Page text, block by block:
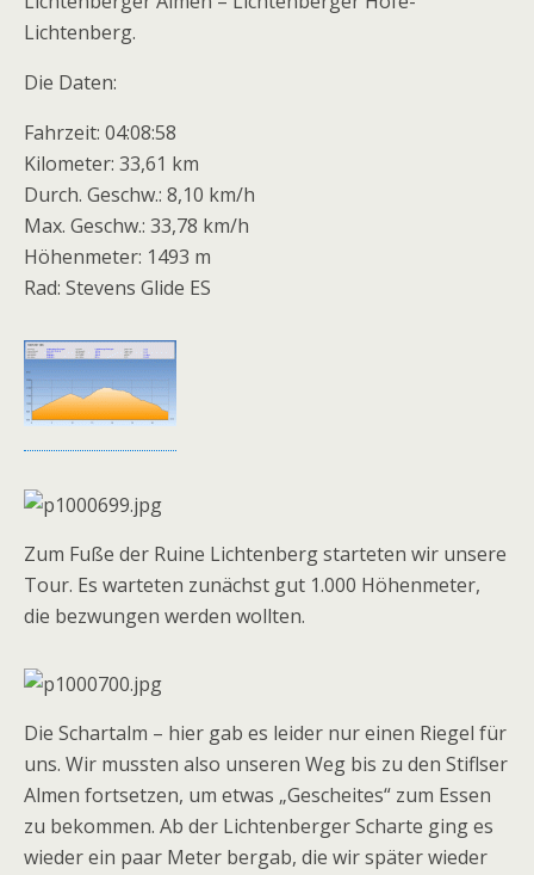
Lichtenberg.
Die Daten:
Fahrzeit: 04:08:58
Kilometer: 33,61 km
Durch. Geschw.: 8,10 km/h
Max. Geschw.: 33,78 km/h
Höhenmeter: 1493 m
Rad: Stevens Glide ES
Zum Fuße der Ruine Lichtenberg starteten wir unsere
Tour. Es warteten zunächst gut 1.000 Höhenmeter,
die bezwungen werden wollten.
Die Schartalm – hier gab es leider nur einen Riegel für
uns. Wir mussten also unseren Weg bis zu den Stiflser
Almen fortsetzen, um etwas „Gescheites“ zum Essen
zu bekommen. Ab der Lichtenberger Scharte ging es
wieder ein paar Meter bergab, die wir später wieder